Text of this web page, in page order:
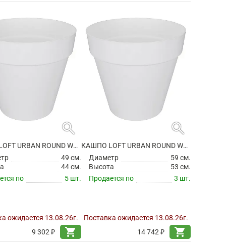
search
КАШПО LOFT URBAN ROUND WHITE НА КОЛЕСИКАХ
49 см.
44 см.
по
5 шт.
ожидается 13.08.26г.
9 302 ₽
shopping_cart
search
КАШПО LOFT URBAN ROUND WHITE НА КОЛЕСИКАХ
Диаметр
59 см.
Высота
53 см.
Продается по
3 шт.
Поставка ожидается 13.08.26г.
14 742 ₽
shopping_cart